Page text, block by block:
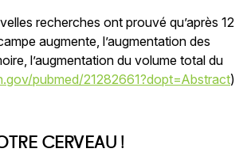
recherches ont prouvé qu’après 12
augmente, l’augmentation des
l’augmentation du volume total du
pubmed/21282661?dopt=Abstract)
CERVEAU !